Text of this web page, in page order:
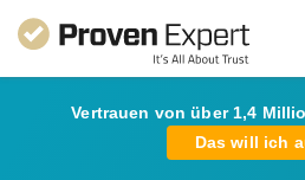
Vertrauen von über 1,4
Das will ich